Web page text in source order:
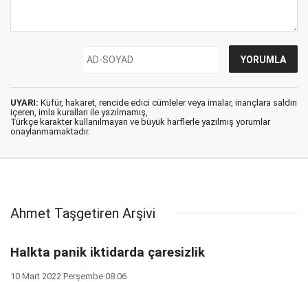
UYARI: Küfür, hakaret, rencide edici cümleler veya imalar, inançlara saldırı
içeren, imla kuralları ile yazılmamış,
Türkçe karakter kullanılmayan ve büyük harflerle yazılmış yorumlar
onaylanmamaktadır.
Ahmet Taşgetiren Arşivi
Halkta panik iktidarda çaresizlik
10 Mart 2022 Perşembe 08:06